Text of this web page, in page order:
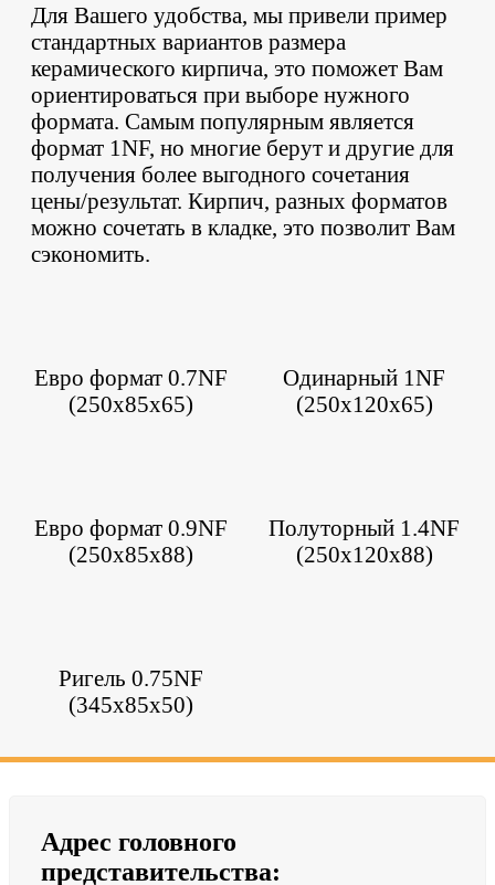
Для Вашего удобства, мы привели пример
стандартных вариантов размера
керамического кирпича, это поможет Вам
ориентироваться при выборе нужного
формата. Самым популярным является
формат 1NF, но многие берут и другие для
получения более выгодного сочетания
цены/результат. Кирпич, разных форматов
можно сочетать в кладке, это позволит Вам
сэкономить.
Евро формат 0.7NF
(250х85х65)
Одинарный 1NF
(250х120х65)
Евро формат 0.9NF
(250х85х88)
Полуторный 1.4NF
(250х120х88)
Ригель 0.75NF
(345х85х50)
Адрес головного
представительства: